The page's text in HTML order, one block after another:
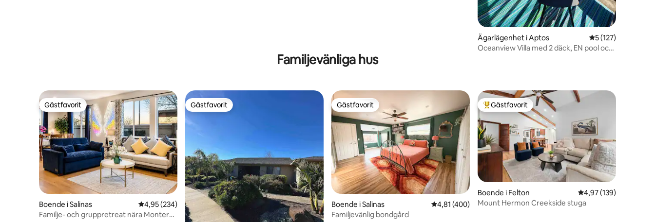
Ägarlägenhet i Aptos 5 av 5 i
5 (127)
Oceanview Villa med 2 däck, EN pool och
Familjevänliga hus
Gästfavorit
Gästfavorit
Boende i Salinas 4,95 av 5 i genomsnittligt betyg, 234 omdömen
4,95 (234)
Familje- och gruppretreat nära Monterey
Gästfavorit
Gästfavorit Gästfavorit
Gästfavorit
Boende i Salinas 4,81 av 5 i genomsnittligt betyg, 400 omdömen
4,81 (400)
Familjevänlig bondgård
Populär gästfavorit
Gästfavorit
Boende i Felton 4,97 av 5 i
4,97 (139)
Mount Hermon Creekside stuga